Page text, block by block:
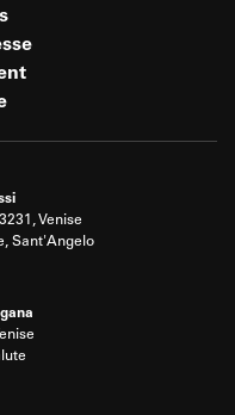
Venise
Sant'Angelo